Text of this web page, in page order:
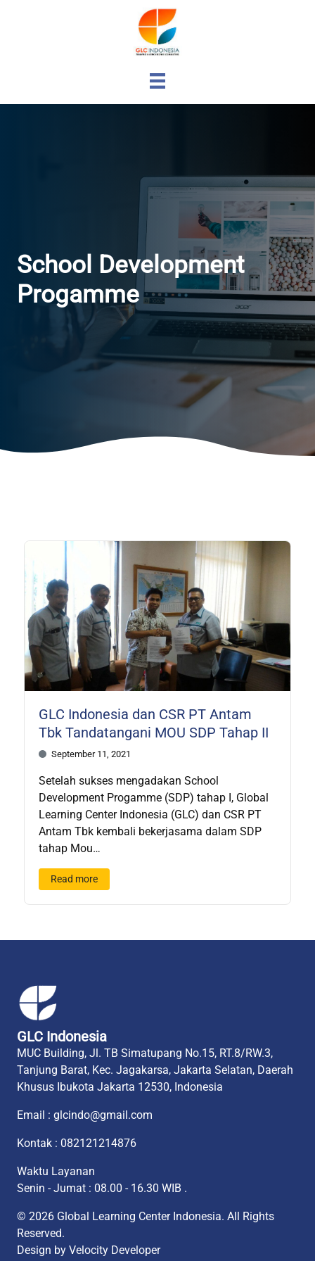
School Development
Progamme
GLC Indonesia dan CSR PT Antam
Tbk Tandatangani MOU SDP Tahap II
September 11, 2021
Setelah sukses mengadakan School
Development Progamme (SDP) tahap I, Global
Learning Center Indonesia (GLC) dan CSR PT
Antam Tbk kembali bekerjasama dalam SDP
tahap Mou…
Read more
GLC Indonesia
MUC Building, Jl. TB Simatupang No.15, RT.8/RW.3,
Tanjung Barat, Kec. Jagakarsa, Jakarta Selatan, Daerah
Khusus Ibukota Jakarta 12530, Indonesia
Email : glcindo@gmail.com
Kontak : 082121214876
Waktu Layanan
Senin - Jumat : 08.00 - 16.30 WIB .
© 2026 Global Learning Center Indonesia. All Rights
Reserved.
Design by Velocity Developer